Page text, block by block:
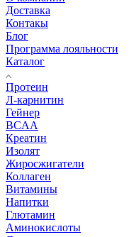
Доставка
Контакы
Блог
Программа лояльности
Каталог
Протеин
Л-карнитин
Гейнер
BCAA
Креатин
Изолят
Жиросжигатели
Коллаген
Витамины
Напитки
Глютамин
Аминокислоты